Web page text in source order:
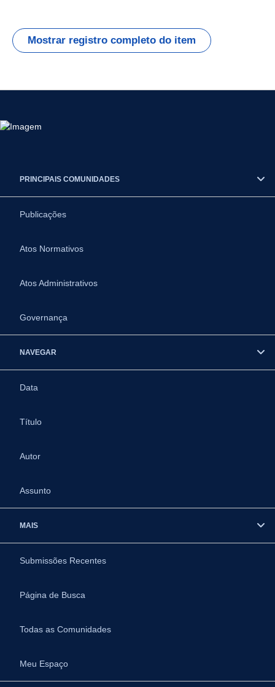
Mostrar registro completo do item
PRINCIPAIS COMUNIDADES
Publicações
Atos Normativos
Atos Administrativos
Governança
NAVEGAR
Data
Título
Autor
Assunto
MAIS
Submissões Recentes
Página de Busca
Todas as Comunidades
Meu Espaço